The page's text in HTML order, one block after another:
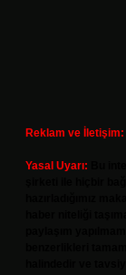
Reklam ve İletişim:
Yasal Uyarı: